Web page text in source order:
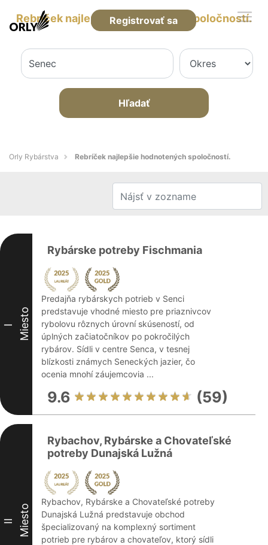
Registrovať sa
Rebríček najlepšie hodnotených spoločností.
Hľadať
Orly Rybárstva Rebríček najlepšie hodnotených spoločností.
I Miesto
Rybárske potreby Fischmania
Predajňa rybárskych potrieb v Senci
predstavuje vhodné miesto pre priaznivcov
rybolovu rôznych úrovní skúseností, od
úplných začiatočníkov po pokročilých
rybárov. Sídli v centre Senca, v tesnej
blízkosti známych Seneckých jazier, čo
ocenia mnohí záujemcovia ...
9.6 (59)
II Miesto
Rybachov, Rybárske a Chovateľské
potreby Dunajská Lužná
Rybachov, Rybárske a Chovateľské potreby
Dunajská Lužná predstavuje obchod
špecializovaný na komplexný sortiment
potrieb pre rybárov a chovateľov, ktorý sídli